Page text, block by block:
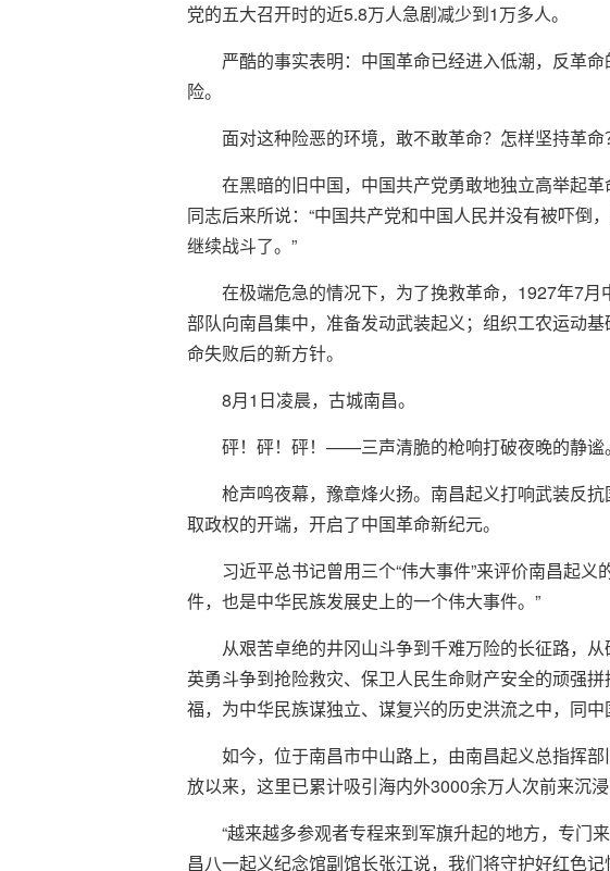
党的五大召开时的近5.8万人急剧减少到1万多人。
严酷的事实表明：中国革命已经进入低潮，反革
险。
面对这种险恶的环境，敢不敢革命？怎样坚持革
在黑暗的旧中国，中国共产党勇敢地独立高举起
同志后来所说：“中国共产党和中国人民并没有被吓倒
继续战斗了。”
在极端危急的情况下，为了挽救革命，1927年7
部队向南昌集中，准备发动武装起义；组织工农运动
命失败后的新方针。
8月1日凌晨，古城南昌。
砰！砰！砰！——三声清脆的枪响打破夜晚的静谧
枪声鸣夜幕，豫章烽火扬。南昌起义打响武装反
取政权的开端，开启了中国革命新纪元。
习近平总书记曾用三个“伟大事件”来评价南昌起
件，也是中华民族发展史上的一个伟大事件。”
从艰苦卓绝的井冈山斗争到千难万险的长征路，
英勇斗争到抢险救灾、保卫人民生命财产安全的顽强
福，为中华民族谋独立、谋复兴的历史洪流之中，同
如今，位于南昌市中山路上，由南昌起义总指挥
放以来，这里已累计吸引海内外3000余万人次前来沉浸
“越来越多参观者专程来到军旗升起的地方，专门
昌八一起义纪念馆副馆长张江说，我们将守护好红色